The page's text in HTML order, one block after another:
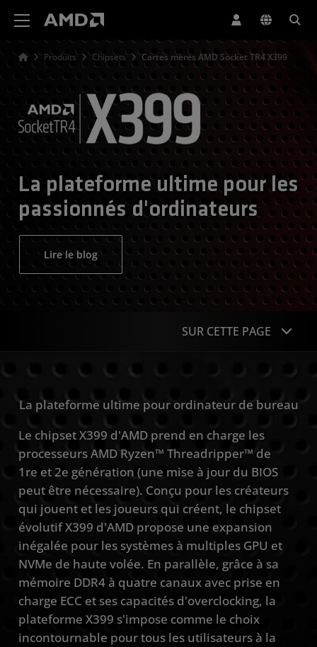
Produits Chipsets Cartes mères AMD Socket TR4 X399
La plateforme ultime pour les
passionnés d'ordinateurs
Lire le blog
SUR CETTE PAGE
Présentation
Caractéristiques
Partenaires
La plateforme ultime pour ordinateur de bureau
Le chipset X399 d'AMD prend en charge les
processeurs AMD Ryzen™ Threadripper™ de
1re et 2e génération (une mise à jour du BIOS
peut être nécessaire). Conçu pour les créateurs
qui jouent et les joueurs qui créent, le chipset
évolutif X399 d'AMD propose une expansion
inégalée pour les systèmes à multiples GPU et
NVMe de haute volée. En parallèle, grâce à sa
mémoire DDR4 à quatre canaux avec prise en
charge ECC et ses capacités d'overclocking, la
plateforme X399 s'impose comme le choix
incontournable pour tous les utilisateurs à la